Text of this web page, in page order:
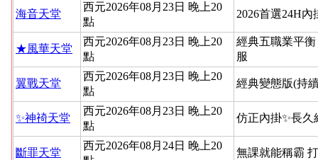
海音天堂
西元2026年08月23日 晚上20
點
2026首選24H
★風華天堂
西元2026年08月23日 晚上20
點
經典五職業平
服
翼戰天堂
西元2026年08月23日 晚上20
點
經典變態版(持
✨神䄎天堂
西元2026年08月23日 晚上20
點
仿正內掛✨長久
斷罪天堂
西元2026年08月24日 晚上20
無課就能稱霸